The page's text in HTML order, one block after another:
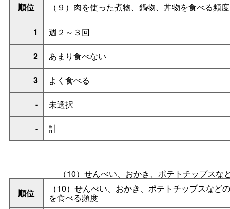
順位
（９）肉を使った煮物、鍋物、丼物を食べる頻度
1 週２～３回
2 あまり食べない
3 よく食べる
- 未選択
- 計
（10）せんべい、おかき、ポテトチップス
順位
（10）せんべい、おかき、ポテトチップスなど
を食べる頻度